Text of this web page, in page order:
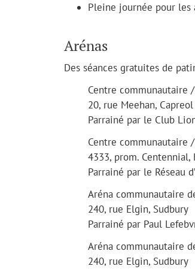
Pleine journée pour les
Arénas
Des séances gratuites de
Centre communautaire
20, rue Meehan, Capreol
Parrainé par le Club
Centre communautaire
4333, prom. Centennial,
Parrainé par le Réseau
Aréna communautaire
240, rue Elgin, Sudbury
Parrainé par Paul
Aréna communautaire
240, rue Elgin, Sudbury